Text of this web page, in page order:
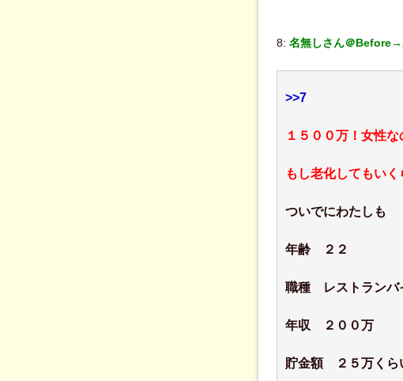
8: 名無しさん＠
>>7
１５００万！女性
もし老化してもい
ついでにわたしも
年齢 ２２
職種 レストランバ
年収 ２００万
貯金額 ２５万くら